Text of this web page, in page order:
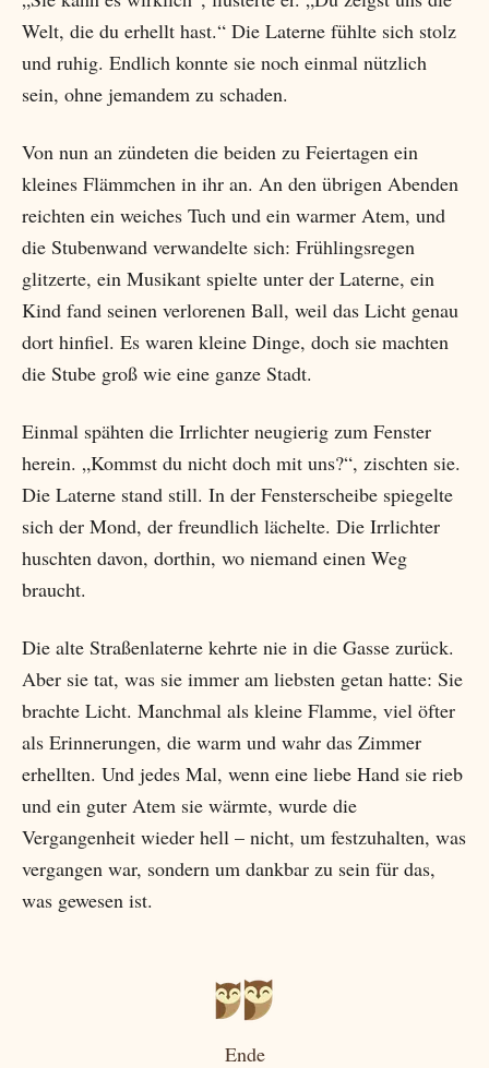
Welt, die du erhellt hast.“ Die Laterne fühlte sich stolz
und ruhig. Endlich konnte sie noch einmal nützlich
sein, ohne jemandem zu schaden.
Von nun an zündeten die beiden zu Feiertagen ein
kleines Flämmchen in ihr an. An den übrigen Abenden
reichten ein weiches Tuch und ein warmer Atem, und
die Stubenwand verwandelte sich: Frühlingsregen
glitzerte, ein Musikant spielte unter der Laterne, ein
Kind fand seinen verlorenen Ball, weil das Licht genau
dort hinfiel. Es waren kleine Dinge, doch sie machten
die Stube groß wie eine ganze Stadt.
Einmal spähten die Irrlichter neugierig zum Fenster
herein. „Kommst du nicht doch mit uns?“, zischten sie.
Die Laterne stand still. In der Fensterscheibe spiegelte
sich der Mond, der freundlich lächelte. Die Irrlichter
huschten davon, dorthin, wo niemand einen Weg
braucht.
Die alte Straßenlaterne kehrte nie in die Gasse zurück.
Aber sie tat, was sie immer am liebsten getan hatte: Sie
brachte Licht. Manchmal als kleine Flamme, viel öfter
als Erinnerungen, die warm und wahr das Zimmer
erhellten. Und jedes Mal, wenn eine liebe Hand sie rieb
und ein guter Atem sie wärmte, wurde die
Vergangenheit wieder hell – nicht, um festzuhalten, was
vergangen war, sondern um dankbar zu sein für das,
was gewesen ist.
Ende